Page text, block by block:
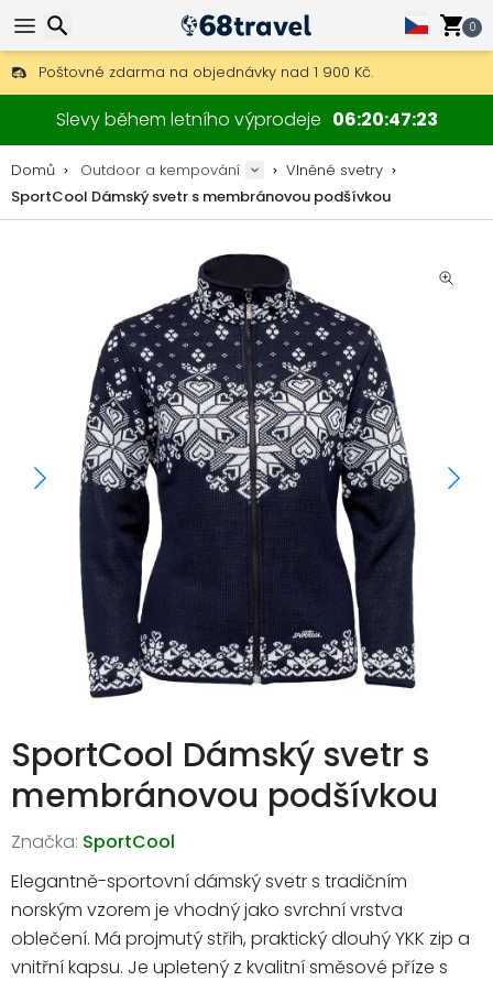
0
Poštovné zdarma na objednávky nad 1 900 Kč.
30 dní na vrácení, 90 dní na dřevěné mapy a dekorace.
Nejlepší ceny na outdoor vybavení a doplňky.
Slevy během letního výprodeje 06204722
Domů Outdoor a kempování
Vlněné svetry
SportCool Dámský svetr s membránovou podšívkou
SportCool Dámský svetr s
membránovou podšívkou
Značka: SportCool
Elegantně-sportovní dámský svetr s tradičním
norským vzorem je vhodný jako svrchní vrstva
oblečení. Má projmutý střih, praktický dlouhý YKK zip a
vnitřní kapsu. Je upletený z kvalitní směsové příze s
Hledat